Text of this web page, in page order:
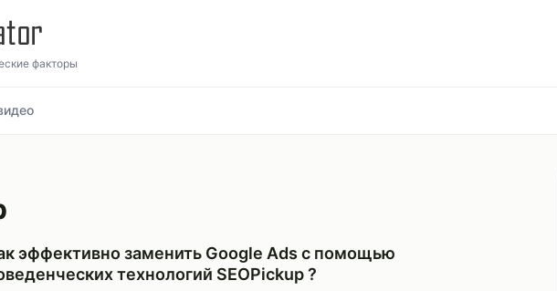
факторы
эффективно заменить Google Ads с помощью
технологий SEOPickup ?